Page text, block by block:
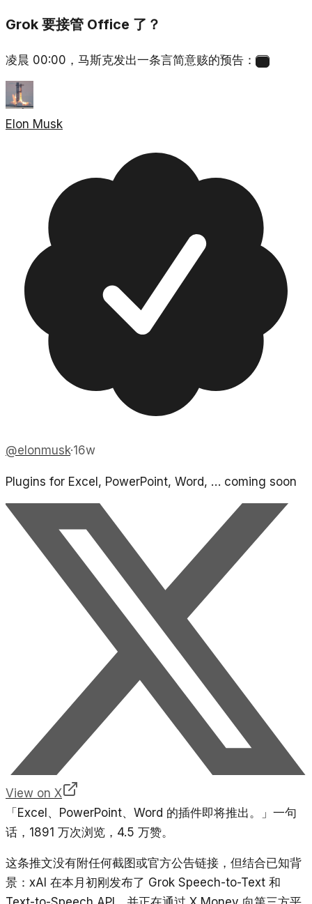
Grok 要接管 Office 了？
凌晨 00:00，马斯克发出一条言简意赅的预告：
Elon Musk
@elonmusk·16w
Plugins for Excel, PowerPoint, Word, … coming soon
View on X
「Excel、PowerPoint、Word 的插件即将推出。」一句
话，1891 万次浏览，4.5 万赞。
这条推文没有附任何截图或官方公告链接，但结合已知背
景：xAI 在本月初刚发布了 Grok Speech-to-Text 和